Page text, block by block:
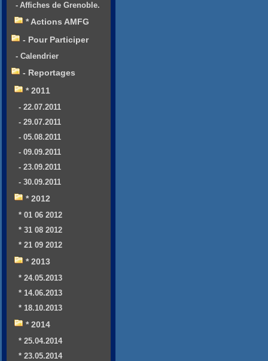
- Affiches de Grenoble.
* Actions AMFG
- Pour Participer
- Calendrier
- Reportages
* 2011
- 22.07.2011
- 29.07.2011
- 05.08.2011
- 09.09.2011
- 23.09.2011
- 30.09.2011
* 2012
* 01 06 2012
* 31 08 2012
* 21 09 2012
* 2013
* 24.05.2013
* 14.06.2013
* 18.10.2013
* 2014
* 25.04.2014
* 23.05.2014